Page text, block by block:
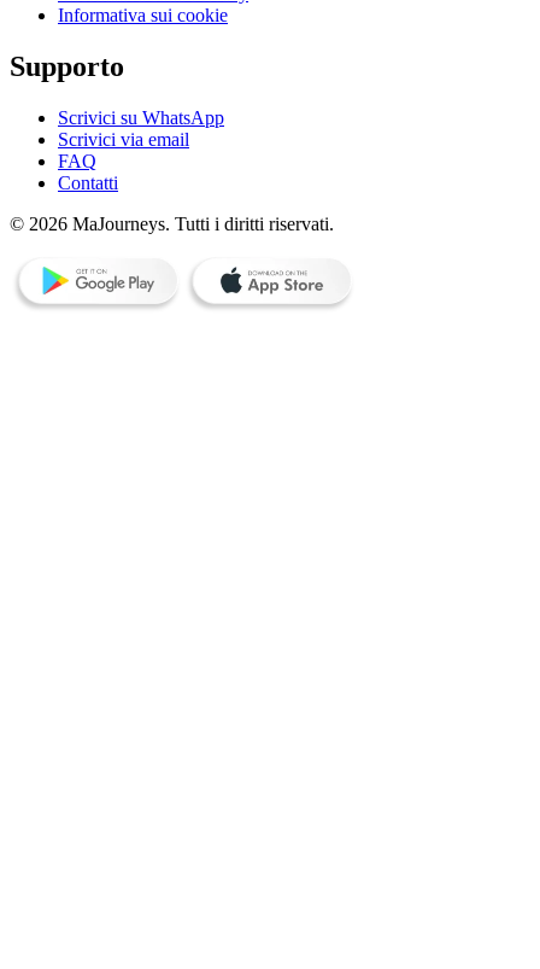
Informativa sui cookie
Supporto
Scrivici su WhatsApp
Scrivici via email
FAQ
Contatti
© 2026 MaJourneys. Tutti i diritti riservati.